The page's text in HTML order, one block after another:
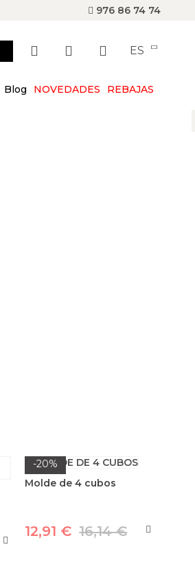
976 86 74 74
ES
Blog NOVEDADES REBAJAS
-20%
Molde de 4 cubos
12,91 € 16,14 €